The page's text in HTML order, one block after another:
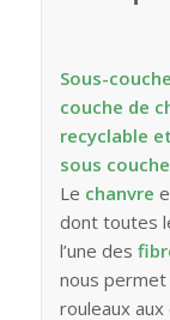
Sous-
couche de
recyclable
sous
Le chanvre
dont toutes
l’une des
nous
rouleaux